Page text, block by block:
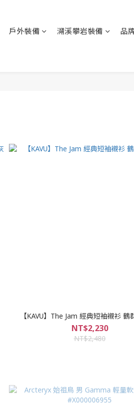
戶外裝備 溯溪攀岩裝備 品
【KAVU】The Jam 經典短袖襯衫 鶴
NT$2,230
NT$2,480